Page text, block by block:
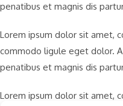
penatibus et magnis dis
Lorem ipsum dolor sit amet,
commodo ligule eget dolor.
penatibus et magnis dis
Lorem ipsum dolor sit amet,